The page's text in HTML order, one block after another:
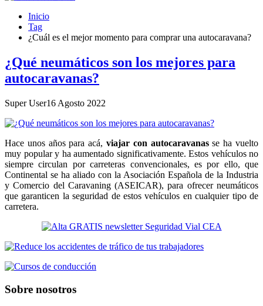
Inicio
Tag
¿Cuál es el mejor momento para comprar una autocaravana?
¿Qué neumáticos son los mejores para
autocaravanas?
Super User16 Agosto 2022
Hace unos años para acá, viajar con autocaravanasse ha vuelto
muy popular y ha aumentado significativamente. Estos vehículos no
siempre circulan por carreteras convencionales, es por ello, que
Continental se ha aliado con la Asociación Española de la Industria
y Comercio del Caravaning (ASEICAR), para ofrecer neumáticos
que garanticen la seguridad de estos vehículos en cualquier tipo de
carretera.
Sobre nosotros